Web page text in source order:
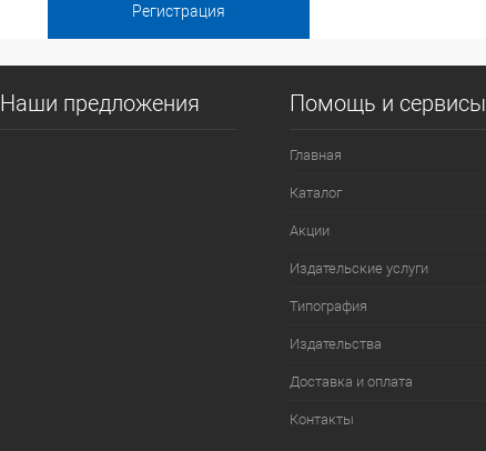
Наши предложения Помощь и сервисы
Главная
Каталог
Акции
Издательские услуги
Типография
Издательства
Доставка и оплата
Контакты